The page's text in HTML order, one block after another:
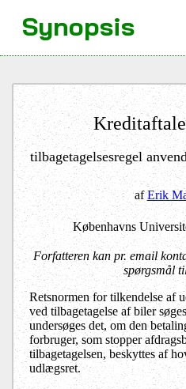
tilbagetagelsesregel
afErik
Københavns
Forfatteren kan pr. email
spørgsmål
Retsnormen for tilkendelse af
ved tilbagetagelse af biler
undersøges det, om den
forbruger, som stopper
tilbagetagelsen, beskyttes af
udlægsret.
Synopsis